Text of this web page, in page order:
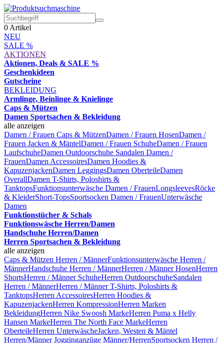
0 Artikel
NEU
SALE %
AKTIONEN
Aktionen, Deals & SALE %
Geschenkideen
Gutscheine
BEKLEIDUNG
Armlinge, Beinlinge & Knielinge
Caps & Mützen
Damen Sportsachen & Bekleidung
alle anzeigen
Damen / Frauen Caps & MützenDamen / Frauen HosenDamen /
Frauen Jacken & MäntelDamen / Frauen SchuheDamen / Frauen
LaufschuheDamen Outdoorschuhe Sandalen Damen /
FrauenDamen AccessoiresDamen Hoodies &
KapuzenjackenDamen LeggingsDamen OberteileDamen
OverallDamen T-Shirts, Poloshirts &
TanktopsFunktionsunterwäsche Damen / FrauenLongsleevesRöcke
& KleiderShort-TopsSportsocken Damen / FrauenUnterwäsche
Damen
Funktionstücher & Schals
Funktionswäsche Herren/Damen
Handschuhe Herren/Damen
Herren Sportsachen & Bekleidung
alle anzeigen
Caps & Mützen Herren / MännerFunktionsunterwäsche Herren /
MännerHandschuhe Herren / MännerHerren / Männer HosenHerren
ShortsHerren / Männer SchuheHerren OutdoorschuheSandalen
Herren / MännerHerren / Männer T-Shirts, Poloshirts &
TanktopsHerren AccessoiresHerren Hoodies &
KapuzenjackenHerren KompressionHerren Marken
BekleidungHerren Nike Swoosh MarkeHerren Puma x Helly
Hansen MarkeHerren The North Face MarkeHerren
OberteileHerren UnterwäscheJacken, Westen & Mäntel
Herren/MännerJogginganzüge Männer/HerrenSportsocken Herren /